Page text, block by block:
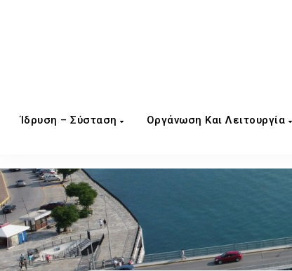
Ίδρυση – Σύσταση Οργάνωση Και Λειτουργία